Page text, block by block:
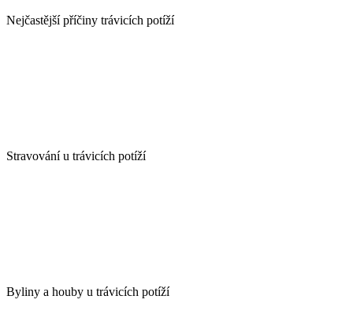
Nejčastější příčiny trávicích potíží
Stravování u trávicích potíží
Byliny a houby u trávicích potíží